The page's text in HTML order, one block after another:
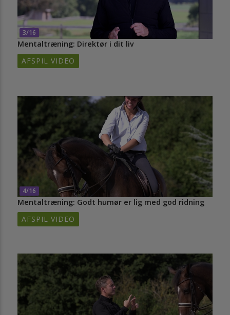
3/16
Mentaltræning: Direktør i dit liv
AFSPIL VIDEO
4/16
Mentaltræning: Godt humør er lig med god ridning
AFSPIL VIDEO